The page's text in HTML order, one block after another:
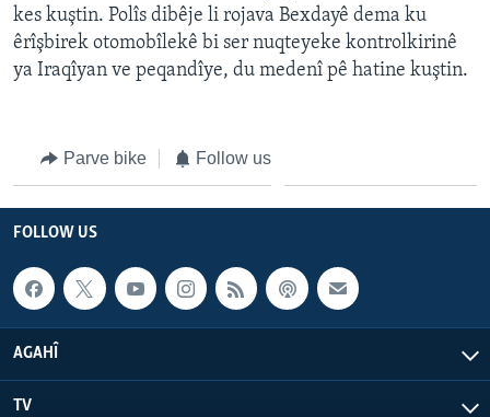
SORANÎ
Learning English
kes kuştin. Polîs dibêje li rojava Bexdayê dema ku
êrîşbirek otomobîlekê bi ser nuqteyeke kontrolkirinê
ya Iraqîyan ve peqandîye, du medenî pê hatine kuştin.
Parve bike Follow us
FOLLOW US
AGAHÎ
TV